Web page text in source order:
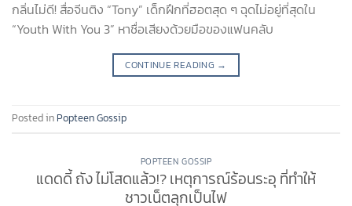
กลิ่นไม่ดี! สื่อจีนติง “Tony” เด็กฝึกที่ฮอตสุด ๆ ฉุดไม่อยู่ที่สุดใน
“Youth With You 3” หาชื่อเสียงด้วยมือของแฟนคลับ
CONTINUE READING →
Posted in Popteen Gossip
POPTEEN GOSSIP
แดดดี้ ถัง ไม่โสดแล้ว!? เหตุการณ์ร้อนระอุ ที่ทำให้
ชาวเน็ตลุกเป็นไฟ